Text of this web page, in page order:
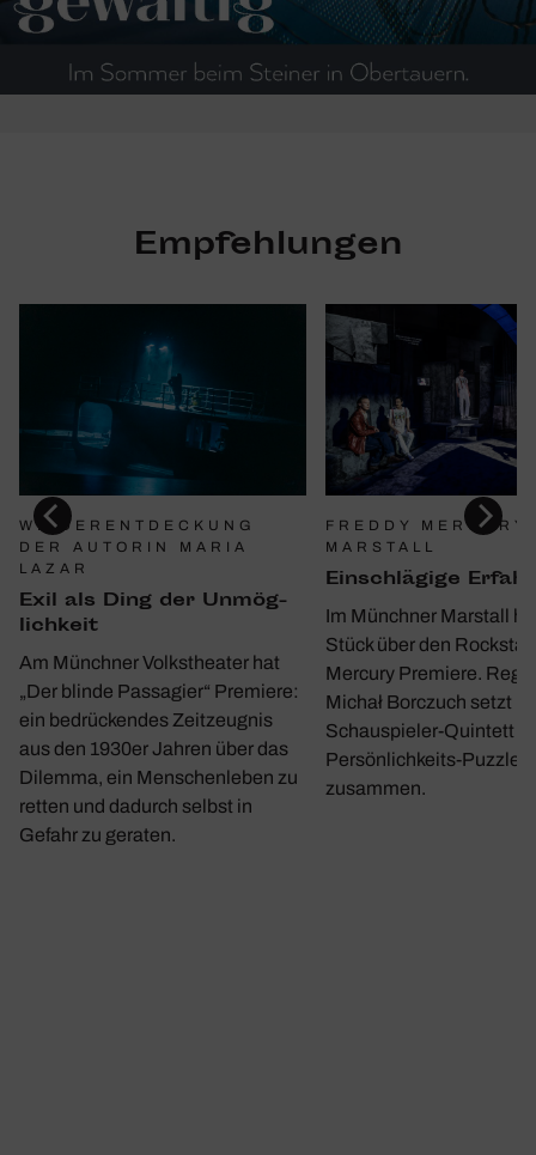
Empfehlungen
WIEDERENTDECKUNG
DER AUTORIN MARIA
LAZAR
Exil als Ding der Unmög­
lich­keit
Am Münchner Volkstheater hat
„Der blinde Passagier“ Premiere:
ein bedrückendes Zeitzeugnis
aus den 1930er Jahren über das
Dilemma, ein Menschenleben zu
retten und dadurch selbst in
Gefahr zu geraten.
FREDDY MERCURY
MARSTALL
Einschlä­gige
Im Münchner Marstall
Stück über den Rockstar
Mercury Premiere.
Michał Borczuch setzt
Schauspieler-Quintett
Persönlichkeits-Puzzle
zusammen.